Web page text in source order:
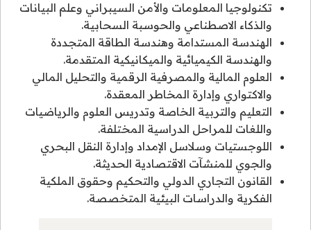
تكنولوجيا المعلومات والأمن السيبراني وعلم البيانات
والذكاء الاصطناعي والحوسبة السحابية.
الهندسة المستدامة وهندسة الطاقة المتجددة
والهندسة الكيميائية والميكانيكية المتقدمة.
العلوم المالية والمصرفية الرقمية والتحليل المالي
والاكتواري وإدارة المخاطر المعقدة.
التعليم والتربية الخاصة وتدريس العلوم والرياضيات
واللغات للمراحل الدراسية المختلفة.
اللوجستيات وسلاسل الإمداد وإدارة النقل البحري
والجوي للمنشآت الاقتصادية الحديثة.
القانون التجاري الدولي والتحكيم وحقوق الملكية
الفكرية والدراسات البيئية المتخصصة.